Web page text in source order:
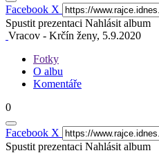
Facebook X
Spustit prezentaci Nahlásit album
Vracov - Krčín ženy, 5.9.2020
Fotky
O albu
Komentáře
0
Facebook X
Spustit prezentaci Nahlásit album